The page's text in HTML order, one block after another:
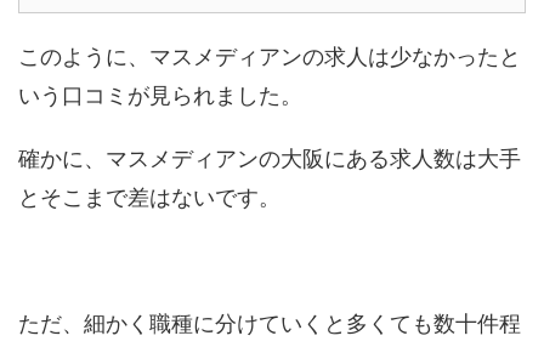
このように、マスメディアンの求人は少なかったと
いう口コミが見られました。
確かに、マスメディアンの大阪にある求人数は大手
とそこまで差はないです。
ただ、細かく職種に分けていくと多くても数十件程